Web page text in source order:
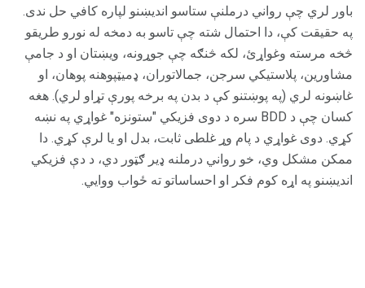
باور لري چې رواني درملنې ستاسو اندیښنو لپاره کافي حل ندی.
په حقيقت کې، دا احتمال شته چې تاسو به دمخه له نورو طريقو
څخه مرسته وغواړئ، لکه څنګه چې جوړونه، ويښتان او د جامې
مشاورين، پلاستيکي سرجن، جمالاتوران، ډميټپوهنه پوهان، او
غاښونه لري (په پوښتنو کې د بدن په برخه پورې تړاو لري). هغه
کسان چې د BDD سره د دوی فزیکي "ستونزه" غواړي په نښه
کړي. دوی غواړي د پام وړ غلطی ثابت، بدل او یا لرې کړي. دا
ممکن مشکل وي، خو رواني درملنه ډیر ګټور دي، د دې فزیکي
اندیښنو په اړه کوم فکر او احساساتو ته ځواب ووایي.